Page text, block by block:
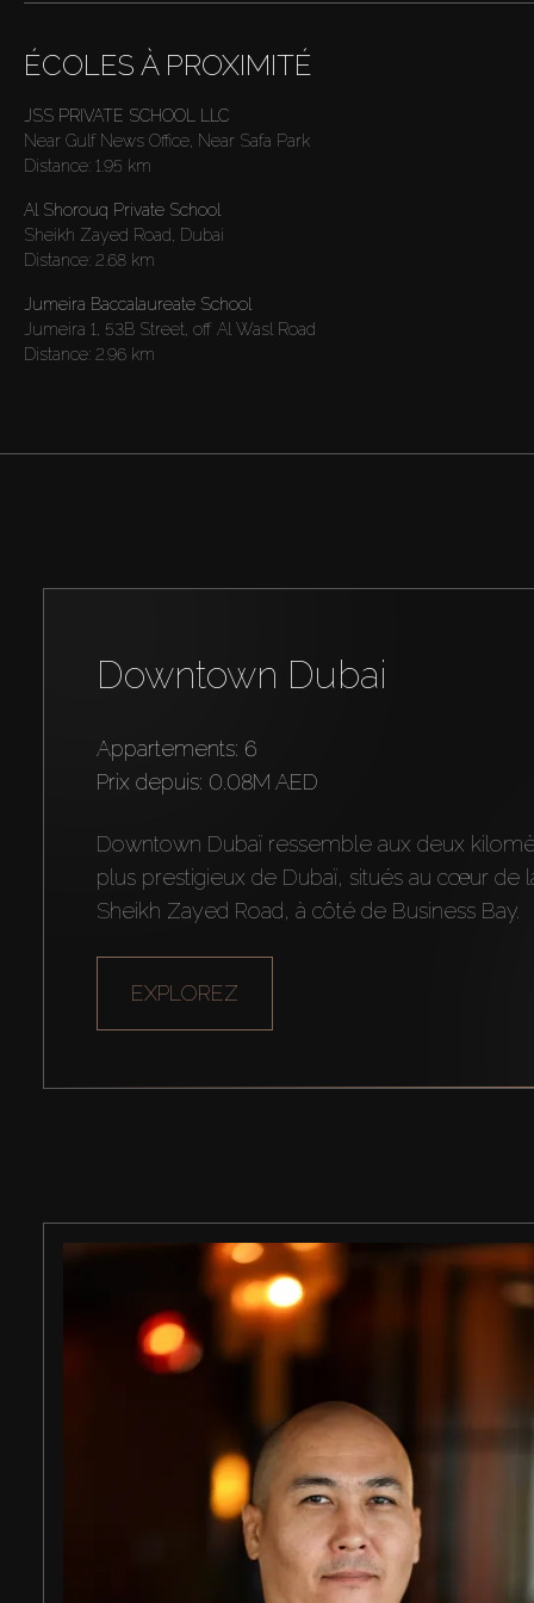
ÉCOLES À PROXIMITÉ
JSS PRIVATE SCHOOL LLC
Near Gulf News Office, Near Safa Park
Distance: 1.95 km
Al Shorouq Private School
Sheikh Zayed Road, Dubai
Distance: 2.68 km
Jumeira Baccalaureate School
Jumeira 1, 53B Street, off Al Wasl Road
Distance: 2.96 km
Downtown Dubai
Appartements: 6
prix depuis: 0.08M AED
Downtown Dubaï ressemble aux deux
plus prestigieux de Dubaï, situés au cœur de
Sheikh Zayed Road, à côté de Business Bay.
EXPLOREZ